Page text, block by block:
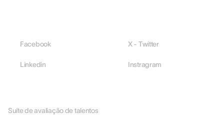
Facebook X - Twitter
Linkedin Instragram
Suíte de avaliação de talentos